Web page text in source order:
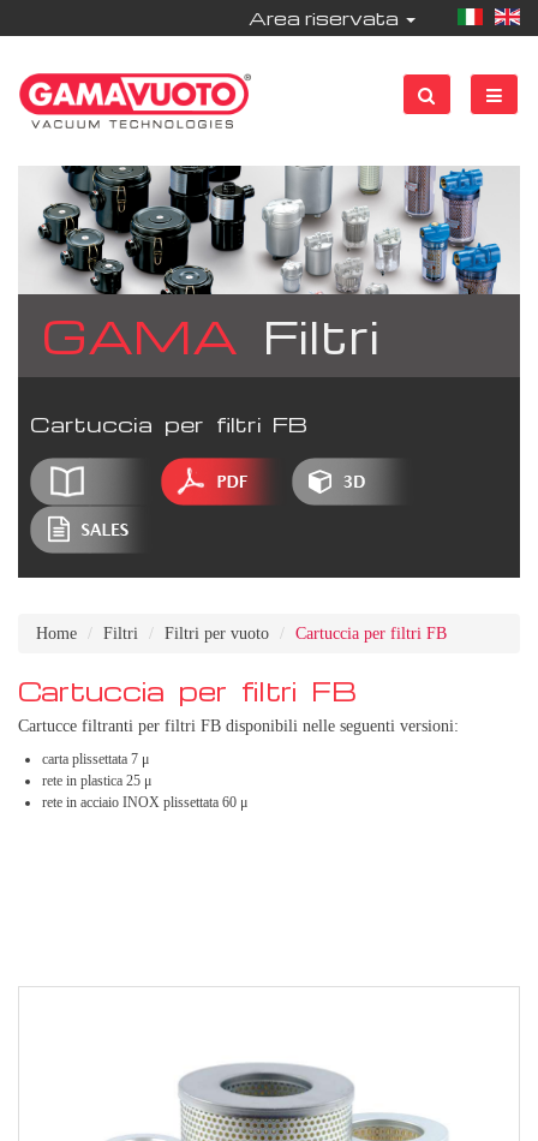
Area riservata
GAMA Filtri
Cartuccia per filtri FB
Home Filtri Filtri per vuoto Cartuccia per filtri FB
Cartuccia per filtri FB
Cartucce filtranti per filtri FB disponibili nelle seguenti versioni:
carta plissettata 7 μ
rete in plastica 25 μ
rete in acciaio INOX plissettata 60 μ